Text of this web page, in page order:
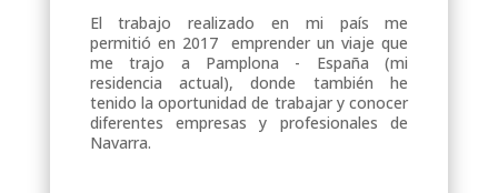
El trabajo realizado en mi país me
permitió en 2017 emprender un viaje que
me trajo a Pamplona - España (mi
residencia actual), donde también he
tenido la oportunidad de trabajar y conocer
diferentes empresas y profesionales de
Navarra.